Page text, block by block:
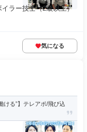
ラー技士（2級以上）
気になる
ける”】テレアポ/飛び込